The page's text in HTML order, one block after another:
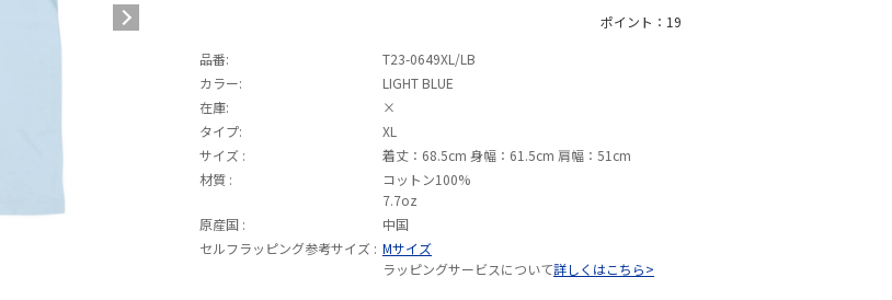
ポイント：19
品番:
T23-0649XL/LB
カラー:
LIGHT BLUE
在庫:
×
タイプ:
XL
サイズ :
着丈：68.5cm 身幅：61.5cm 肩幅：51cm
材質 :
コットン100%
7.7oz
原産国 :
中国
セルフラッピング参考サイズ : Mサイズ
ラッピングサービスについて詳しくはこちら>